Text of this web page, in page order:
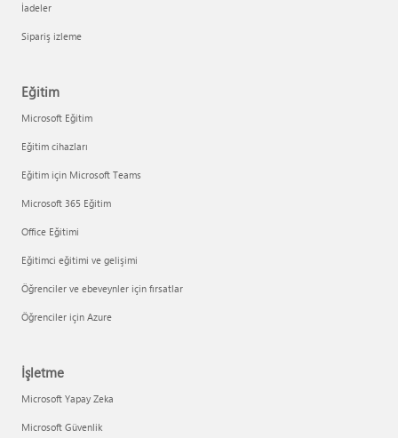
İadeler
Sipariş izleme
Eğitim
Microsoft Eğitim
Eğitim cihazları
Eğitim için Microsoft Teams
Microsoft 365 Eğitim
Office Eğitimi
Eğitimci eğitimi ve gelişimi
Öğrenciler ve ebeveynler için fırsatlar
Öğrenciler için Azure
İşletme
Microsoft Yapay Zeka
Microsoft Güvenlik